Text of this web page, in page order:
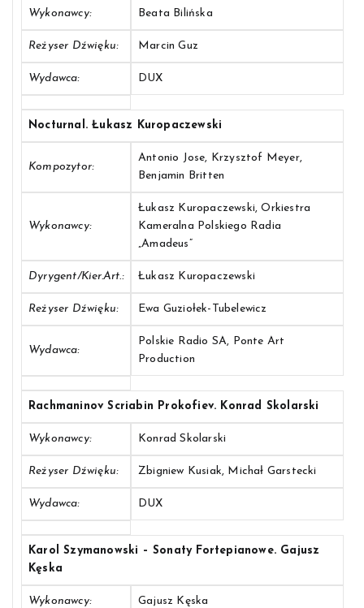
Wykonawcy: Beata Bilińska
Reżyser Dźwięku: Marcin Guz
Wydawca: DUX
Nocturnal. Łukasz Kuropaczewski
Kompozytor:
Antonio Jose, Krzysztof Meyer,
Benjamin Britten
Wykonawcy:
Łukasz Kuropaczewski, Orkiestra
Kameralna Polskiego Radia
„Amadeus”
Dyrygent/Kier.art.: Łukasz Kuropaczewski
Reżyser Dźwięku: Ewa Guziołek-Tubelewicz
Wydawca:
Polskie Radio SA, Ponte Art
Production
Rachmaninov Scriabin Prokofiev. Konrad Skolarski
Wykonawcy: Konrad Skolarski
Reżyser Dźwięku: Zbigniew Kusiak, Michał Garstecki
Wydawca: DUX
Karol Szymanowski – Sonaty Fortepianowe. Gajusz
Kęska
Wykonawcy: Gajusz Kęska